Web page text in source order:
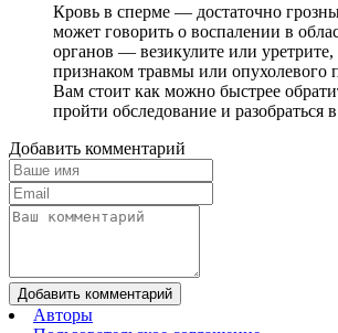
Кровь в сперме — достаточно
может говорить о воспалении в
органов — везикулите или
признаком травмы или опухолевого
Вам стоит как можно быстрее
пройти обследование и разобраться
Добавить комментарий
Добавить комментарий
Авторы